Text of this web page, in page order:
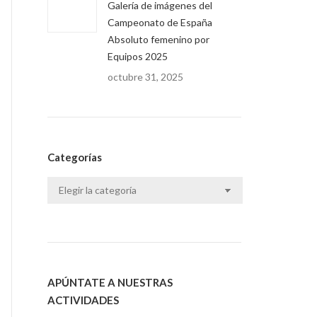
Galería de imágenes del
Campeonato de España
Absoluto femenino por
Equipos 2025
octubre 31, 2025
Categorías
Categorías
APÚNTATE A NUESTRAS
ACTIVIDADES